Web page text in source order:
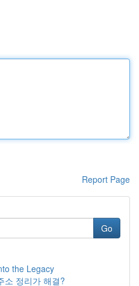
Report Page
Go
the Legacy
소 정리가 해결?